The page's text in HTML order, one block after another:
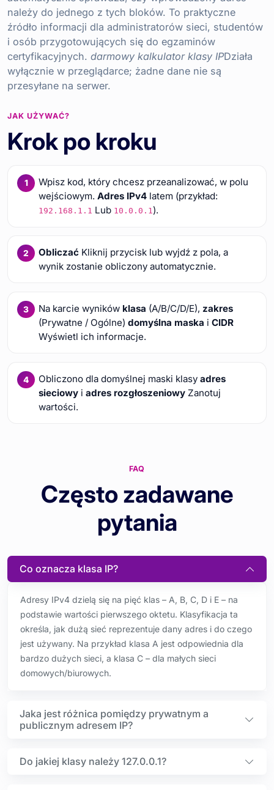
należy do jednego z tych bloków. To praktyczne
źródło informacji dla administratorów sieci, studentów
i osób przygotowujących się do egzaminów
certyfikacyjnych. darmowy kalkulator klasy IPDziała
wyłącznie w przeglądarce; żadne dane nie są
przesyłane na serwer.
JAK UŻYWAĆ?
Krok po kroku
Wpisz kod, który chcesz przeanalizować, w polu
wejściowym. Adres IPv4latem (przykład:
192.168.1.1 Lub 10.0.0.1).
ObliczaćKliknij przycisk lub wyjdź z pola, a
wynik zostanie obliczony automatycznie.
Na karcie wyników klasa (A/B/C/D/E), zakres
(Prywatne / Ogólne) domyślna maska i CIDR
Wyświetl ich informacje.
Obliczono dla domyślnej maski klasy adres
sieciowyi adres rozgłoszeniowyZanotuj
wartości.
FAQ
Często zadawane
pytania
Co oznacza klasa IP?
Adresy IPv4 dzielą się na pięć klas – A, B, C, D i E – na
podstawie wartości pierwszego oktetu. Klasyfikacja ta
określa, jak dużą sieć reprezentuje dany adres i do czego
jest używany. Na przykład klasa A jest odpowiednia dla
bardzo dużych sieci, a klasa C – dla małych sieci
domowych/biurowych.
Jaka jest różnica pomiędzy prywatnym a
publicznym adresem IP?
Do jakiej klasy należy 127.0.0.1?